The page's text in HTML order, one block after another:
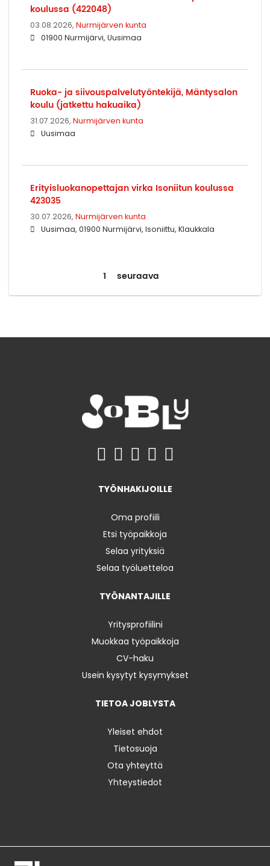
koulussa (422048)
03.08.2026, Nurmijärven kunta
01900 Nurmijärvi, Uusimaa
Ruoka- ja siivouspalvelutyöntekijä, Mäntysalon
koulu (jatkettu hakuaika)
31.07.2026, Nurmijärven kunta
Uusimaa
Erityisluokanopettajan virka Isoniitun koulussa
423035
30.07.2026, Nurmijärven kunta
Uusimaa, 01900 Nurmijärvi, Isoniittu, Klaukkala
1 seuraava
TYÖNHAKIJOILLE
Oma profiili
Etsi työpaikkoja
Selaa yrityksiä
Selaa työluetteloa
TYÖNANTAJILLE
Yritysprofiilini
Muokkaa työpaikkoja
CV-haku
Usein kysytyt kysymykset
TIETOA JOBLYSTA
Yleiset ehdot
Tietosuoja
Ota yhteyttä
Yhteystiedot